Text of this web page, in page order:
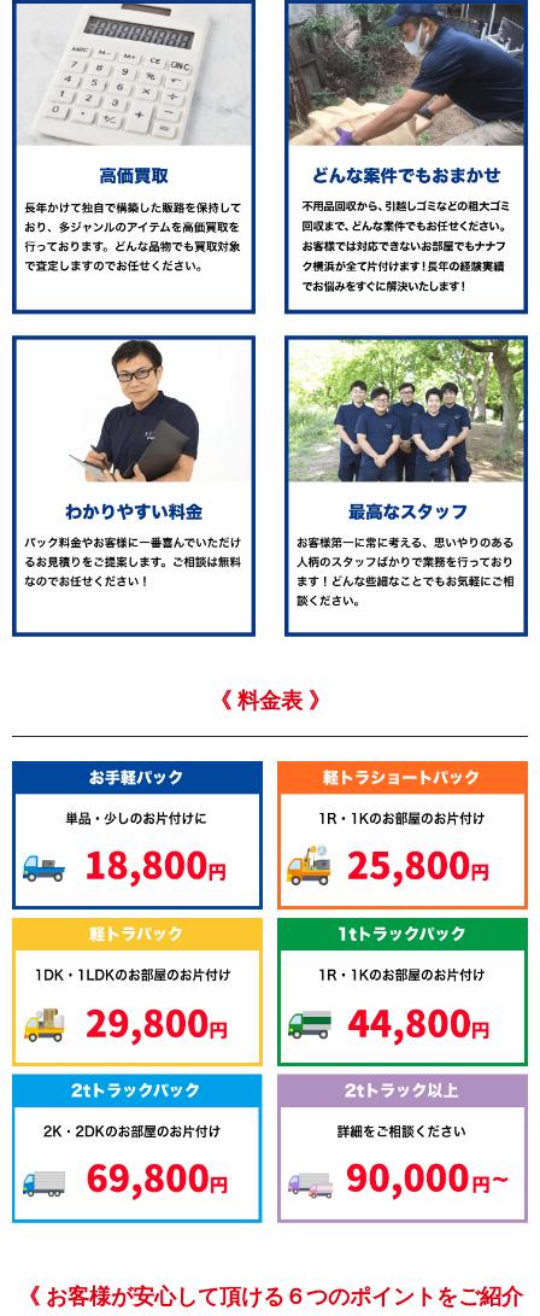
《 料金表 》
《 お客様が安心して頂ける６つのポイントをご紹介